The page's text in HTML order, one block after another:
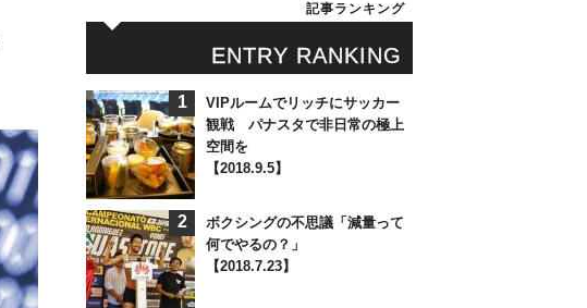
ENTRY RANKING
記事ランキング
1
VIPルームでリッチにサッカー
観戦 パナスタで非日常の極上
空間を
【2018.9.5】
2
ボクシングの不思議「減量って
何でやるの？」
【2018.7.23】